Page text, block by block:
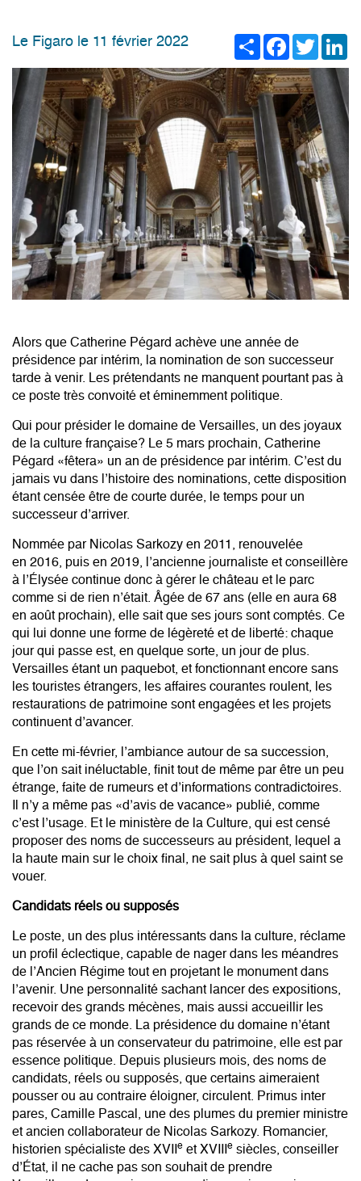
ShareFacebook
Twitter
Le Figaro le 11 février 2022
Alors que Catherine Pégard achève une année de
présidence par intérim, la nomination de son successeur
tarde à venir. Les prétendants ne manquent pourtant pas à
ce poste très convoité et éminemment politique.
Qui pour présider le domaine de Versailles, un des joyaux
de la culture française? Le 5 mars prochain, Catherine
Pégard «fêtera» un an de présidence par intérim. C’est du
jamais vu dans l’histoire des nominations, cette disposition
étant censée être de courte durée, le temps pour un
successeur d’arriver.
Nommée par Nicolas Sarkozy en 2011, renouvelée
en 2016, puis en 2019, l’ancienne journaliste et conseillère
à l’Élysée continue donc à gérer le château et le parc
comme si de rien n’était. Âgée de 67 ans (elle en aura 68
en août prochain), elle sait que ses jours sont comptés. Ce
qui lui donne une forme de légèreté et de liberté: chaque
jour qui passe est, en quelque sorte, un jour de plus.
Versailles étant un paquebot, et fonctionnant encore sans
les touristes étrangers, les affaires courantes roulent, les
restaurations de patrimoine sont engagées et les projets
continuent d’avancer.
En cette mi-février, l’ambiance autour de sa succession,
que l’on sait inéluctable, finit tout de même par être un peu
étrange, faite de rumeurs et d’informations contradictoires.
Il n’y a même pas «d’avis de vacance» publié, comme
c’est l’usage. Et le ministère de la Culture, qui est censé
proposer des noms de successeurs au président, lequel a
la haute main sur le choix final, ne sait plus à quel saint se
vouer.
Candidats réels ou supposés
Le poste, un des plus intéressants dans la culture, réclame
un profil éclectique, capable de nager dans les méandres
de l’Ancien Régime tout en projetant le monument dans
l’avenir. Une personnalité sachant lancer des expositions,
recevoir des grands mécènes, mais aussi accueillir les
grands de ce monde. La présidence du domaine n’étant
pas réservée à un conservateur du patrimoine, elle est par
essence politique. Depuis plusieurs mois, des noms de
candidats, réels ou supposés, que certains aimeraient
pousser ou au contraire éloigner, circulent. Primus inter
pares, Camille Pascal , une des plumes du premier ministre
et ancien collaborateur de Nicolas Sarkozy. Romancier,
historien spécialiste des XVII
e et XVIII e siècles, conseiller
d’État, il ne cache pas son souhait de prendre